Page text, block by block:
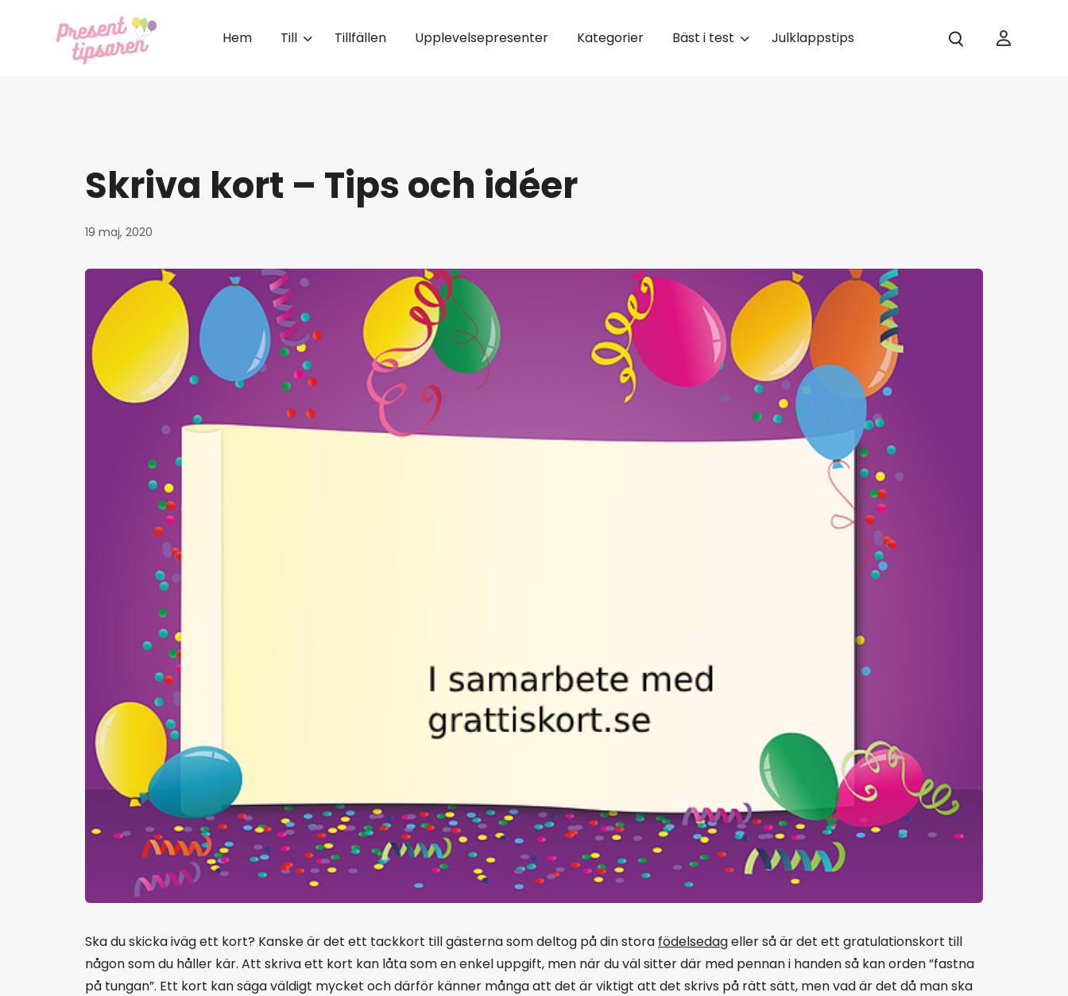
Hem Till Tillfällen Upplevelsepresenter Kategorier Bäst i test Julklappstips
Skriva kort – Tips och idéer
19 maj, 2020
Ska du skicka iväg ett kort? Kanske är det ett tackkort till gästerna som deltog på din stora födelsedageller så är det ett gratulationskort till
någon som du håller kär. Att skriva ett kort kan låta som en enkel uppgift, men när du väl sitter där med pennan i handen så kan orden ”fastna
på tungan”. Ett kort kan säga väldigt mycket och därför känner många att det är viktigt att det skrivs på rätt sätt, men vad är det då man ska